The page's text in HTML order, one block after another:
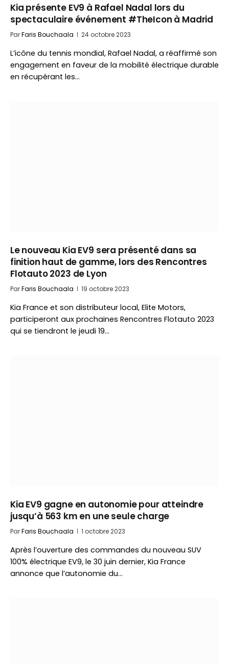
Kia présente EV9 à Rafael Nadal lors du
spectaculaire événement #TheIcon à Madrid
ParFaris Bouchaala 24 octobre 2023
L’icône du tennis mondial, Rafael Nadal, a réaffirmé son
engagement en faveur de la mobilité électrique durable
en récupérant les…
Le nouveau Kia EV9 sera présenté dans sa
finition haut de gamme, lors des Rencontres
Flotauto 2023 de Lyon
ParFaris Bouchaala 19 octobre 2023
Kia France et son distributeur local, Elite Motors,
participeront aux prochaines Rencontres Flotauto 2023
qui se tiendront le jeudi 19…
Kia EV9 gagne en autonomie pour atteindre
jusqu’à 563 km en une seule charge
ParFaris Bouchaala 1 octobre 2023
Après l’ouverture des commandes du nouveau SUV
100% électrique EV9, le 30 juin dernier, Kia France
annonce que l’autonomie du…